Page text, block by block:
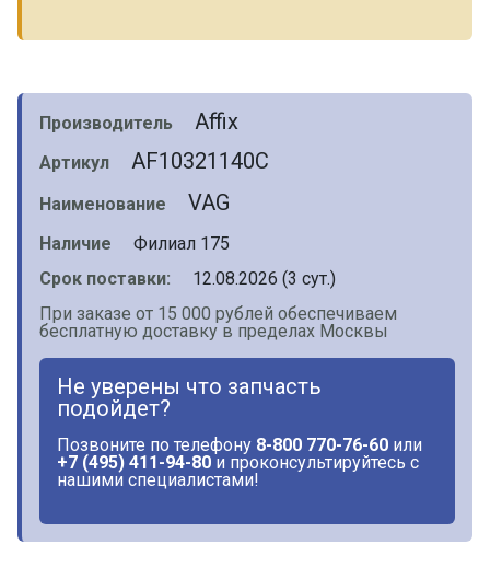
Производитель Affix
Артикул AF10321140C
Наименование VAG
Наличие
Филиал 175
Срок поставки:
12.08.2026 (3 сут.)
При заказе от 15 000 рублей обеспечиваем
бесплатную доставку в пределах Москвы
Не уверены что запчасть
подойдет?
Позвоните по телефону 8-800 770-76-60 или
+7 (495) 411-94-80 и проконсультируйтесь с
нашими специалистами!